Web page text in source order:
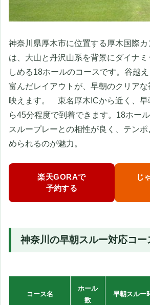
神奈川県厚木市に位置する厚木国際
は、大山と丹沢山系を背景にダイナ
しめる18ホールのコースです。谷越
富んだレイアウトが、早朝のクリア
映えます。 東名厚木ICから近く、早
ら45分程度で到着できます。18ホー
スループレーとの相性が良く、テン
められるのが魅力。
楽天GORAで
予約する
じ
神奈川の早朝スルー対応コー
コース名
ホール
数
早朝スルー